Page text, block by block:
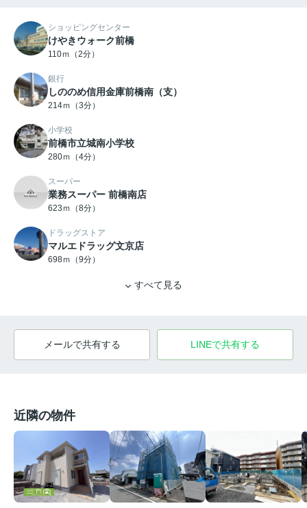
ショッピングセンター
けやきウォーク前橋
110ｍ（2分）
銀行
しののめ信用金庫前橋南（支）
214ｍ（3分）
小学校
前橋市立城南小学校
280ｍ（4分）
スーパー
業務スーパー 前橋南店
623ｍ（8分）
ドラッグストア
マルエドラッグ文京店
698ｍ（9分）
すべて見る
メールで共有する LINEで共有する
近隣の物件